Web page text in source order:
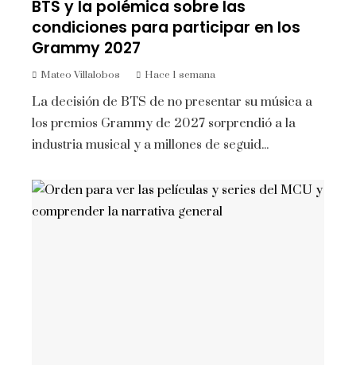
BTS y la polémica sobre las
condiciones para participar en los
Grammy 2027
Mateo Villalobos Hace 1 semana
La decisión de BTS de no presentar su música a
los premios Grammy de 2027 sorprendió a la
industria musical y a millones de seguid...